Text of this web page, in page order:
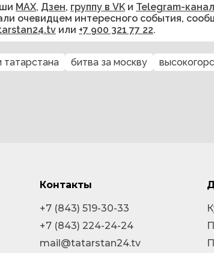
MAX, Дзен, группу в VK и Telegram-канал
очевидцем интересного события,
или +7 900 321 77 22.
татарстана битва за москву
Контакты
+7 (843) 519-30-33
+7 (843) 224-24-24
mail@tatarstan24.tv